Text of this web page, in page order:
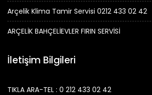
Arçelik Klima Tamir Servisi 0212 433 02 42
ARÇELİK BAHÇELİEVLER FIRIN SERVİSİ
İletişim Bilgileri
TIKLA ARA-TEL : 0 212 433 02 42